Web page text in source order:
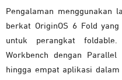
Pengalaman menggunakan
berkat OriginOS 6 Fold
untuk perangkat
Workbench dengan
hingga empat aplikasi